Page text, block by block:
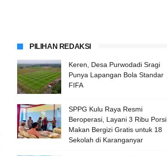
PILIHAN REDAKSI
Keren, Desa Purwodadi Sragi
Punya Lapangan Bola Standar
FIFA
SPPG Kulu Raya Resmi
Beroperasi, Layani 3 Ribu Porsi
Makan Bergizi Gratis untuk 18
Sekolah di Karanganyar